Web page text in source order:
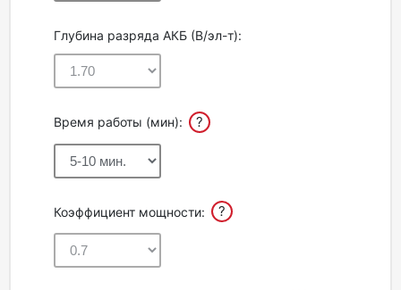
Глубина разряда АКБ (В/эл-т):
Время работы (мин): ?
Коэффициент мощности: ?